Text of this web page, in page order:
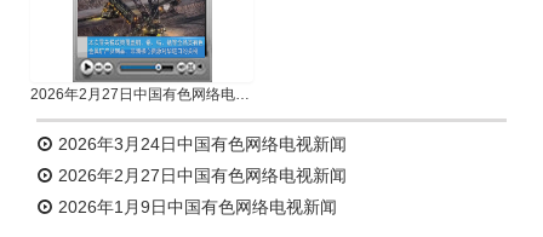
2026年2月27日中国有色网络电视新闻
2026年3月24日中国有色网络电视新闻
2026年2月27日中国有色网络电视新闻
2026年1月9日中国有色网络电视新闻